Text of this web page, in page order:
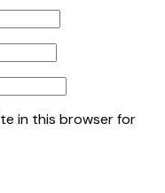
in this browser for